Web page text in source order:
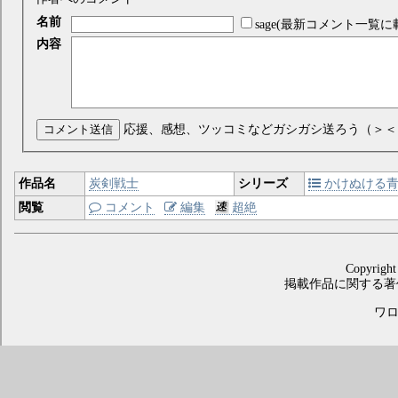
名前
sage(最新コメント一覧に
内容
コメント送信 応援、感想、ツッコミなどガシガシ送ろう（＞
作品名 炭剣戦士 シリーズ
かけぬける
閲覧
コメント 編集 超絶
掲載作品に関する
ワ